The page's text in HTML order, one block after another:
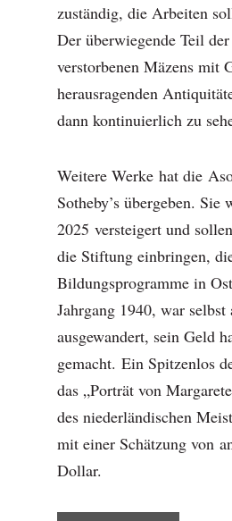
zuständig, die Arbeiten
Der überwiegende Teil
verstorbenen Mäzens mit
herausragenden
dann kontinuierlich zu
Weitere Werke hat die
Sotheby’s übergeben. Sie
2025 versteigert und
die Stiftung einbringen,
Bildungsprogramme in
Jahrgang 1940, war
ausgewandert, sein Geld
gemacht. Ein Spitzenlos
das „Porträt von
des niederländischen
mit einer Schätzung von
Dollar.